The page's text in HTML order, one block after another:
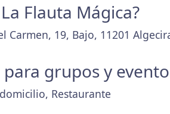
Flauta Mágica?
19, Bajo, 11201
grupos y
Restaurante